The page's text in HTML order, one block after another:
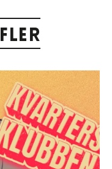
fler